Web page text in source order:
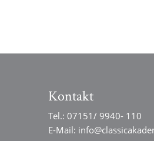
Kontakt
Tel.:07151/ 9940- 110
E-Mail: